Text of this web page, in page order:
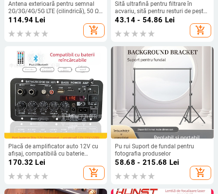
Antena exterioară pentru semnal
2G/3G/4G/5G LTE (cilindrică), 50 Ω,
12 dBi, SWR ≤ 1.8
114.94 Lei
add_shopping_cart
Sită ultrafină pentru filtrare în
acvariu, sită pentru resturi de pește,
din oțel inoxidabil pentru cutiile
43.14 - 54.86 Lei
add_shopping_cart
Placă de amplificator auto 12V cu
afișaj, compatibilă cu baterie
reîncărcabilă, modul Bluetooth
170.32 Lei
add_shopping_cart
Pu rui Suport de fundal pentru
fotografia produselor
58.68 - 215.68 Lei
add_shopping_cart